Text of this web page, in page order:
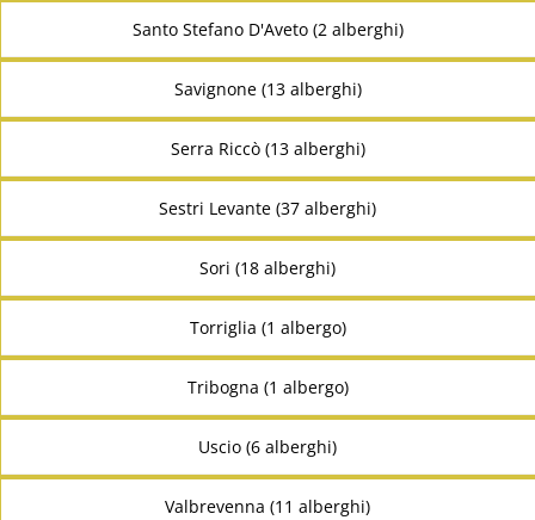
Santo Stefano D'Aveto (2 alberghi)
Savignone (13 alberghi)
Serra Riccò (13 alberghi)
Sestri Levante (37 alberghi)
Sori (18 alberghi)
Torriglia (1 albergo)
Tribogna (1 albergo)
Uscio (6 alberghi)
Valbrevenna (11 alberghi)